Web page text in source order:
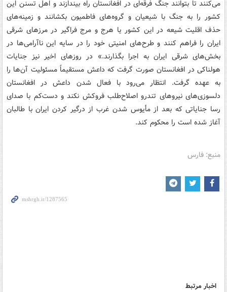
می‌کنند تا بتوانند جنگ فرقه‌ای در افغانستان راه بیندازند و اهل تسنن این
کشور را به جنگ با شیعیان و گروه‌های فاطمیون بکشانند و زمینه‌های
حذف اقلیت شیعه در این کشور یا هرج و مرج فراگیر در مرزهای شرقی
ایران را فراهم کنند و طرح‌های امنیتی خود را در سایه این ناآرامی‌ها در
بخش‌های شرقی ایران به اجرا بگذارند.» در روزهای اخیر نیز جنایات
هولناکی در افغانستان صورت گرفت که داعش مستقیماً مسئولیت آن‌ها را
به عهده گرفت. انتظار می‌رود با فعال شدن داعش در افغانستان
دلسوزی‌های نیروهای تندرو اصلاح‌طلب فروکش نکند و دست‌کم با صدای
رسا جنایاتی که بعد از مأیوس شدن غرب از درگیر کردن ایران با طالبان
آغاز شده است را محکوم کند.
منبع: فارس
اخبار مرتبط